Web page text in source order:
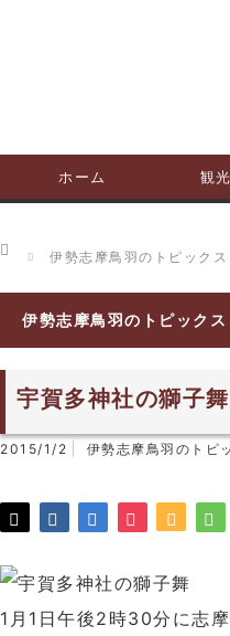
ホーム 観
ホーム
伊勢志摩鳥羽のトピックス
伊勢志摩鳥羽のトピックス
宇賀多神社の獅子
2015/1/2 伊勢志摩鳥羽のトピ
1月1日午後2時30分に志